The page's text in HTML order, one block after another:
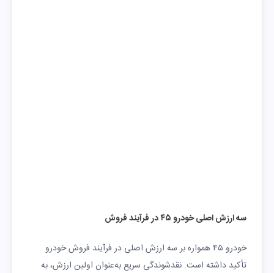
سه ارزش اصلی خودرو ۴۵ در فرآیند فروش
خودرو ۴۵ همواره بر سه ارزش اصلی در فرآیند فروش خودرو
تأکید داشته است. نقدشوندگی سریع به‌عنوان اولین ارزش، به